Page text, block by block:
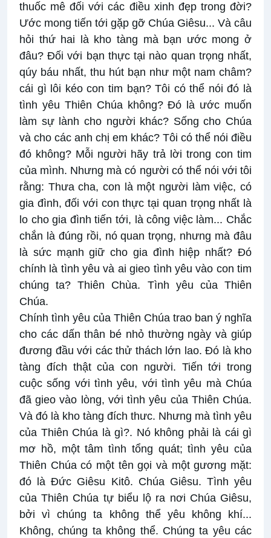
thuốc mê đối với các điều xinh đẹp trong đời?
Ước mong tiến tới gặp gỡ Chúa Giêsu... Và câu
hỏi thứ hai là kho tàng mà bạn ước mong ở
đâu? Đối với bạn thực tại nào quan trọng nhất,
qúy báu nhất, thu hút bạn như một nam châm?
cái gì lôi kéo con tim bạn? Tôi có thể nói đó là
tình yêu Thiên Chúa không? Đó là ước muốn
làm sự lành cho người khác? Sống cho Chúa
và cho các anh chị em khác? Tôi có thể nói điều
đó không? Mỗi người hãy trả lời trong con tim
của mình. Nhưng mà có người có thể nói với tôi
rằng: Thưa cha, con là một người làm việc, có
gia đình, đối với con thực tại quan trọng nhất là
lo cho gia đình tiến tới, là công việc làm... Chắc
chắn là đúng rồi, nó quan trọng, nhưng mà đâu
là sức mạnh giữ cho gia đình hiệp nhất? Đó
chính là tình yêu và ai gieo tình yêu vào con tim
chúng ta? Thiên Chùa. Tình yêu của Thiên
Chúa.
Chính tình yêu của Thiên Chúa trao ban ý nghĩa
cho các dấn thân bé nhỏ thường ngày và giúp
đương đầu với các thử thách lớn lao. Đó là kho
tàng đích thật của con người. Tiến tới trong
cuộc sống với tình yêu, với tình yêu mà Chúa
đã gieo vào lòng, với tình yêu của Thiên Chúa.
Và đó là kho tàng đích thưc. Nhưng mà tình yêu
của Thiên Chúa là gì?. Nó không phải là cái gì
mơ hồ, một tâm tình tổng quát; tình yêu của
Thiên Chúa có một tên gọi và một gương mặt:
đó là Đức Giêsu Kitô. Chúa Giêsu. Tình yêu
của Thiên Chúa tự biểu lộ ra nơi Chúa Giêsu,
bởi vì chúng ta không thể yêu không khí...
Không, chúng ta không thể. Chúng ta yêu các